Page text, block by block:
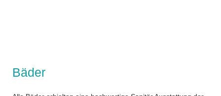
Bäder